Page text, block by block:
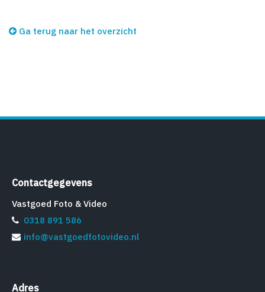
Ga terug naar het overzicht
Contactgegevens
Vastgoed Foto & Video
0318 891 586
info@vastgoedfotovideo.nl
Adres